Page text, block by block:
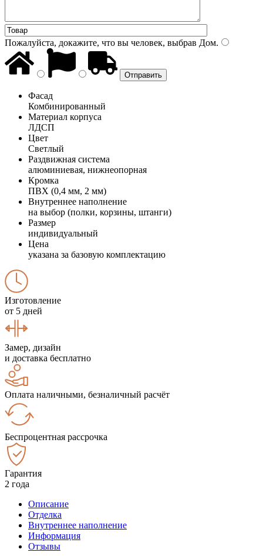
Пожалуйста, докажите, что вы человек, выбрав Дом.
Фасад
Комбинированный
Материал корпуса
ЛДСП
Цвет
Светлый
Раздвижная система
алюминиевая, нижнеопорная
Кромка
ПВХ (0,4 мм, 2 мм)
Внутреннее наполнение
на выбор (полки, корзины, штанги)
Размер
индивидуальный
Цена
указана за базовую комплектацию
Изготовление
от 5 дней
Замер, дизайн
и доставка бесплатно
Оплата наличными, безналичный расчёт
Беспроцентная рассрочка
Гарантия
2 года
Описание
Отделка
Внутреннее наполнение
Информация
Отзывы